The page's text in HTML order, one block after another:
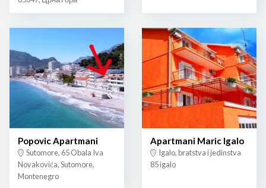
Popovic Apartmani
Sutomore, 65 Obala Iva
Novakovića, Sutomore,
Montenegro
Apartmani Maric Igalo
Igalo, bratstva i jedinstva
85 igalo